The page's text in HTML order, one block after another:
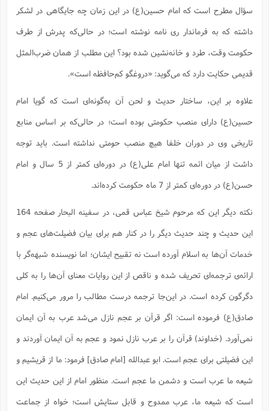
سؤال مطرح است که امام حسین(ع) در این زمان چه جایگاهی در لشکر
داشته که به فرماندار ری نامه نوشته است؛ ‌در حالی‌که پدرش از طرف
حکومت وقت، طرد و خانه‌نشین شده بود؟ این مطلب از همان ضرب‌المثل
قدیمی حکایت دارد که می‌گوید: ‌«دروغگو کم‌حافظه است».
علاوه بر این، ساختار حدیث و لحن آن به‌گونه‌ای است که گویا امام
حسین(ع) دارای منصب حکومتی بوده است؛ در حالی‌که بر اساس منابع
تاریخی وی در دوران خلفا هیچ منصب حومتی نداشته است. باید توجه
داشت از میان ائمه تنها امام علی(ع) در دوره‌ای کمتر از 5 سال و امام
حسن(ع) در دوره‌ای کمتر از 7 ماه حکومت کرده‌اند.
نکته دیگر این که مرحوم شیخ عباس قمی، در سفینه البحار صفحه 164
این حدیث و چند حدیث دیگر را در کنار هم برای بیان فضیلت‌های عجم و
خدمات آن‌ها به اسلام آورده است نه تقبیح ایشان؛ اما نویسنده شبهه‌گر با
ارائه‌ی ترجمه‌ای تحریف شده و ناقص از این روایات معنای آن‌ها را به کلی
دگرگون کرده است. در این‌جا ترجمه درست مطالب را مرور می‌کنیم. امام
صادق(ع) فرموده است: اگر قرآن بر عجم نازل می‌شد عرب به آن ایمان
نمی‌آورد. (خداوند) قرآن را بر عرب نازل نمود و عجم به آن ایمان آوردند و
این فضیلتی برای عجم است. ابو عبدالله [امام صادق] فرمود: ما از قریشیم و
شیعه ما عرب است و دشمن ما عجم است. منظور امام از این حدیث این
است که شیعه ما، عرب ممدوح و قابل ستایش است؛ خواه از جماعت